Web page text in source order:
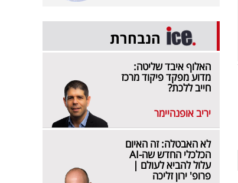
הנבחרת
האלוף איבד שליטה:
מדוע מפקד פיקוד מרכז
חייב ללכת?
יריב אופנהיימר
לא האבטלה: זה האיום
הכלכלי החדש שה-AI
עלול להביא לעולם |
פרופ' ירון זליכה